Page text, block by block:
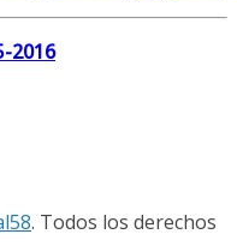
2016
. Todos los derechos